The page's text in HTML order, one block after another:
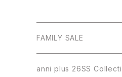
FAMILY SALE
anni plus 26SS